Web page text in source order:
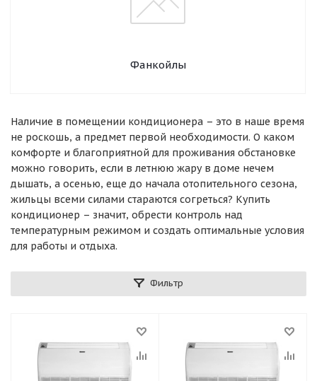
Фанкойлы
Наличие в помещении кондиционера – это в наше время
не роскошь, а предмет первой необходимости. О каком
комфорте и благоприятной для проживания обстановке
можно говорить, если в летнюю жару в доме нечем
дышать, а осенью, еще до начала отопительного сезона,
жильцы всеми силами стараются согреться? Купить
кондиционер – значит, обрести контроль над
температурным режимом и создать оптимальные условия
для работы и отдыха.
Фильтр